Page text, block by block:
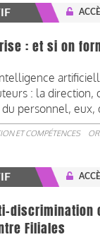
: et si on
: la direction,
personnel,
ET COMPÉTENCES
discrimination
Filiales